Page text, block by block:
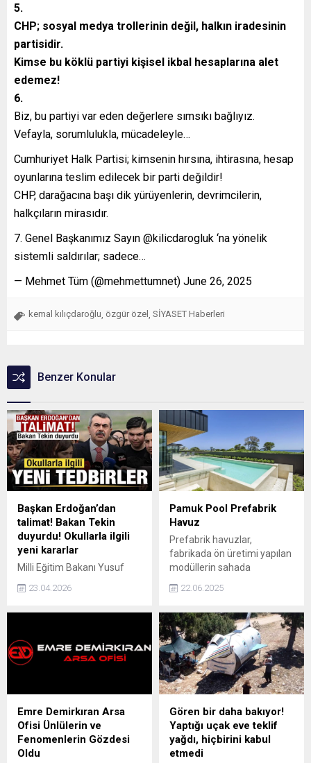
5.
CHP; sosyal medya trollerinin değil, halkın iradesinin
partisidir.
Kimse bu köklü partiyi kişisel ikbal hesaplarına alet
edemez!
6.
Biz, bu partiyi var eden değerlere sımsıkı bağlıyız.
Vefayla, sorumlulukla, mücadeleyle…
Cumhuriyet Halk Partisi; kimsenin hırsına, ihtirasına, hesap
oyunlarına teslim edilecek bir parti değildir!
CHP, darağacına başı dik yürüyenlerin, devrimcilerin,
halkçıların mirasıdır.
7. Genel Başkanımız Sayın @kilicdarogluk ‘na yönelik
sistemli saldırılar; sadece…
— Mehmet Tüm (@mehmettumnet) June 26, 2025
kemal kılıçdaroğlu özgür özel SİYASET Haberleri
Benzer Konular
Başkan Erdoğan’dan
talimat! Bakan Tekin
duyurdu! Okullarla ilgili
yeni kararlar
Milli Eğitim Bakanı Yusuf
Erdoğan’ın talimatıyla
cuma ya da pazartesi günü
açıklanacağını duyurdu.
23.04.2026
Pamuk Pool Prefabrik
Havuz
Prefabrik havuzlar,
fabrikada ön üretimi yapılan
modüllerin sahada
oluşturulan pratik ve
Galvanizli çelik, fiber veya
kompozit malzemelerden
üretilen bu havuzlar, kısa
sürede kurulum avantajıyla
öne çıkıyor.
22.06.2025
Emre Demirkıran Arsa
Ofisi Ünlülerin ve
Fenomenlerin Gözdesi
Oldu
Gören bir daha bakıyor!
Yaptığı uçak eve teklif
yağdı, hiçbirini kabul
etmedi